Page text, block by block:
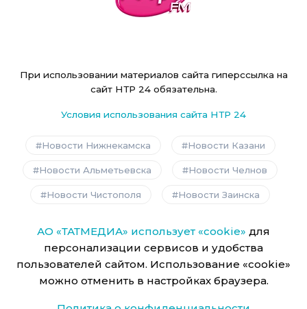
При использовании материалов сайта гиперссылка на
сайт НТР 24 обязательна.
Условия использования сайта НТР 24
Новости Нижнекамска Новости Казани
Новости Альметьевска Новости Челнов
Новости Чистополя Новости Заинска
АО «ТАТМЕДИА» использует «cookie» для
персонализации сервисов и удобства
пользователей сайтом. Использование «cookie»
можно отменить в настройках браузера.